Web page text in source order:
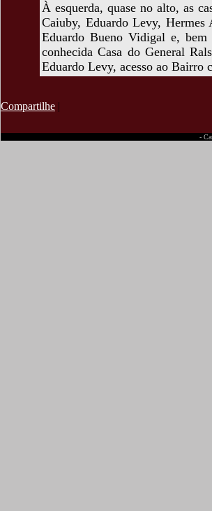
À esquerda, quase no alto, as
Caiuby, Eduardo Levy, Hermes
Eduardo Bueno Vidigal e,
conhecida Casa do General
Eduardo Levy, acesso ao Bairro
Compartilhe |
-